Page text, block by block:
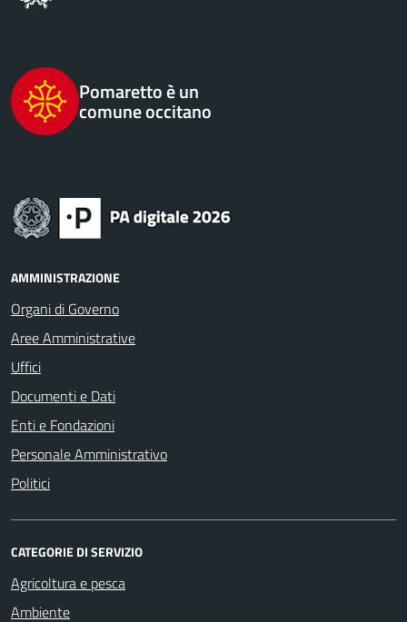
Pomaretto è un
comune occitano
AMMINISTRAZIONE
Organi di Governo
Aree Amministrative
Uffici
Documenti e Dati
Enti e Fondazioni
Personale Amministrativo
Politici
CATEGORIE DI SERVIZIO
Agricoltura e pesca
Ambiente